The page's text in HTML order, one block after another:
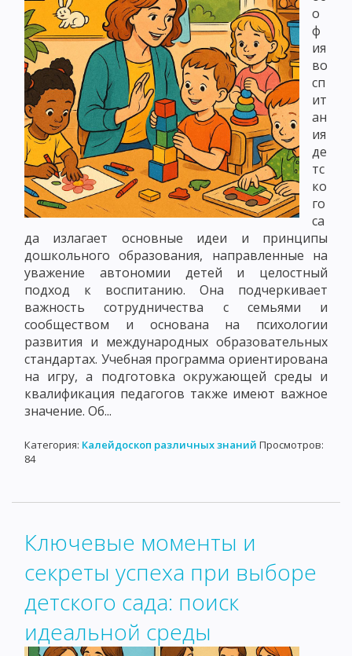
о
ф
ия
во
сп
ит
ан
ия
де
тс
ко
го
са
да излагает основные идеи и принципы
дошкольного образования, направленные на
уважение автономии детей и целостный
подход к воспитанию. Она подчеркивает
важность сотрудничества с семьями и
сообществом и основана на психологии
развития и международных образовательных
стандартах. Учебная программа ориентирована
на игру, а подготовка окружающей среды и
квалификация педагогов также имеют важное
значение. Об...
Категория: Калейдоскоп различных знаний Просмотров:
84
Ключевые моменты и
секреты успеха при выборе
детского сада: поиск
идеальной среды